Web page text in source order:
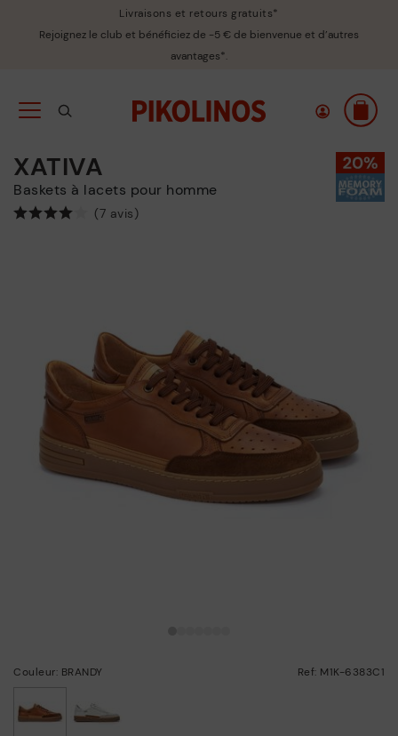
Livraisons et retours gratuits*
Rejoignez le club et bénéficiez de -5 € de bienvenue et d’autres
avantages*.
XATIVA
Baskets à lacets pour homme
(7 avis)
Couleur: BRANDY Ref: M1K-6383C1